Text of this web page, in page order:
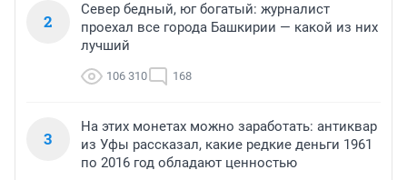
2
Север бедный, юг богатый: журналист
проехал все города Башкирии — какой из них
лучший
106 310 168
3
На этих монетах можно заработать: антиквар
из Уфы рассказал, какие редкие деньги 1961
по 2016 год обладают ценностью